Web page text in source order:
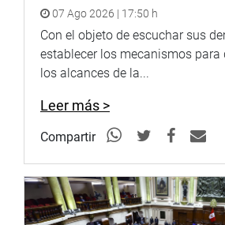
07 Ago 2026 | 17:50 h
Con el objeto de escuchar sus
establecer los mecanismos para
los alcances de la...
Leer más >
Compartir